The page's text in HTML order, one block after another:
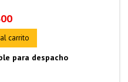
carrito
para despacho